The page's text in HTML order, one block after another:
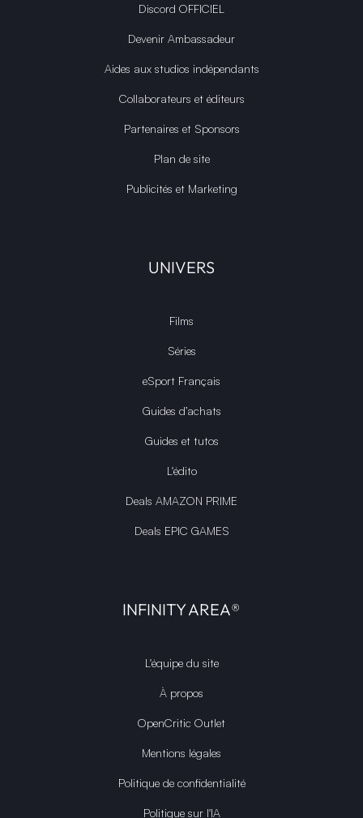
Discord OFFICIEL
Devenir Ambassadeur
Aides aux studios indépendants
Collaborateurs et éditeurs
Partenaires et Sponsors
Plan de site
Publicités et Marketing
UNIVERS
Films
Séries
eSport Français
Guides d’achats
Guides et tutos
L'édito
Deals AMAZON PRIME
Deals EPIC GAMES
INFINITY AREA®
L'équipe du site
À propos
OpenCritic Outlet
Mentions légales
Politique de confidentialité
Politique sur l'IA